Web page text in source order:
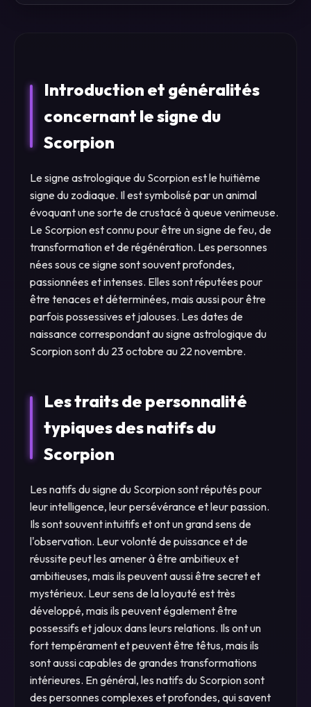
Introduction et généralités
concernant le signe du
Scorpion
Le signe astrologique du Scorpion est le huitième
signe du zodiaque. Il est symbolisé par un animal
évoquant une sorte de crustacé à queue venimeuse.
Le Scorpion est connu pour être un signe de feu, de
transformation et de régénération. Les personnes
nées sous ce signe sont souvent profondes,
passionnées et intenses. Elles sont réputées pour
être tenaces et déterminées, mais aussi pour être
parfois possessives et jalouses. Les dates de
naissance correspondant au signe astrologique du
Scorpion sont du 23 octobre au 22 novembre.
Les traits de personnalité
typiques des natifs du
Scorpion
Les natifs du signe du Scorpion sont réputés pour
leur intelligence, leur persévérance et leur passion.
Ils sont souvent intuitifs et ont un grand sens de
l'observation. Leur volonté de puissance et de
réussite peut les amener à être ambitieux et
ambitieuses, mais ils peuvent aussi être secret et
mystérieux. Leur sens de la loyauté est très
développé, mais ils peuvent également être
possessifs et jaloux dans leurs relations. Ils ont un
fort tempérament et peuvent être têtus, mais ils
sont aussi capables de grandes transformations
intérieures. En général, les natifs du Scorpion sont
des personnes complexes et profondes, qui savent